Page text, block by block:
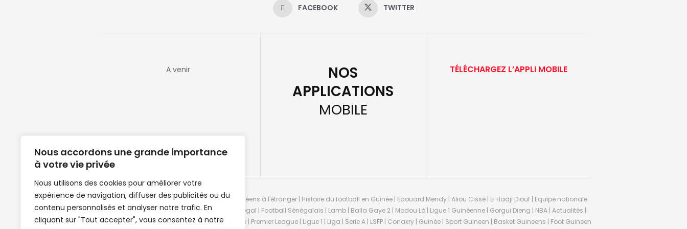
Nous accordons une grande importance
à votre vie privée
Nous utilisons des cookies pour améliorer votre
expérience de navigation, diffuser des publicités ou du
contenu personnalisés et analyser notre trafic. En
cliquant sur "Tout accepter", vous consentez à notre
FACEBOOK TWITTER
A venir
NOS
APPLICATIONS
MOBILE
TÉLÉCHARGEZ L’APPLI MOBILE
Clubs de football en Guinée | Footballeurs guinéens à l'étranger | Histoire du football en Guinée | Edouard Mendy | Aliou Cissé | El Hadji Diouf | Equipe nationale
de Guinée de football | Mercato | Lions du Sénégal | Football Sénégalais | Lamb | Balla Gaye 2 | Modou Lô | Ligue 1 Guinéenne | Gorgui Dieng | NBA | Actualités |
News | Match en direct | But | Actualité au Guinée | Premier League | Ligue 1 | Liga | Serie A | LSFP | Conakry | Guinée | Sport Guineen | Basket Guineens | Foot Guineen